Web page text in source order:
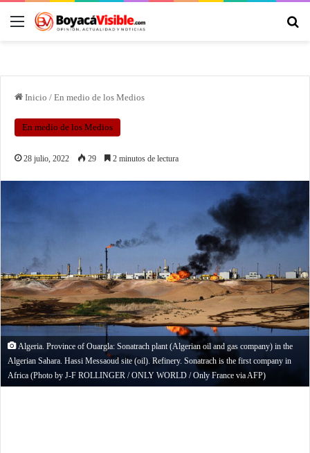
Inicio / En medio de los Medios
En medio de los Medios
28 julio, 2022 29 2 minutos de lectura
Algeria. Province of Ouargla: Sonatrach plant (Algerian oil and gas company) in the
Algerian Sahara. Hassi Messaoud site (oil). Refinery. Sonatrach is the first company in
Africa (Photo by J-F ROLLINGER / ONLY WORLD / Only France via AFP)